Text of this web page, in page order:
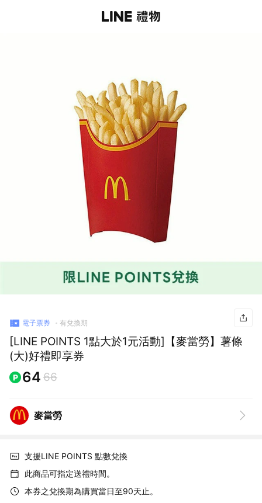
電子票券 有兌換期
[LINE POINTS 1點大於1元活動]【麥當勞】薯條
(大)好禮即享券
64 66
麥當勞
支援LINE POINTS 點數兌換
此商品可指定送禮時間。
本券之兌換期為購買當日至90天止。